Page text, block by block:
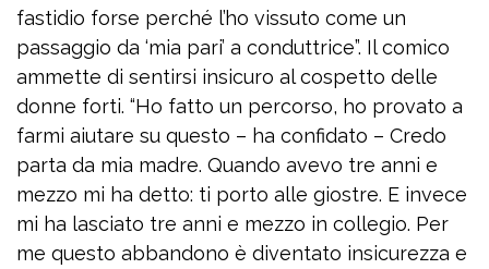
fastidio forse perché l’ho vissuto come un
passaggio da ‘mia pari’ a conduttrice”. Il comico
ammette di sentirsi insicuro al cospetto delle
donne forti. “Ho fatto un percorso, ho provato a
farmi aiutare su questo – ha confidato – Credo
parta da mia madre. Quando avevo tre anni e
mezzo mi ha detto: ti porto alle giostre. E invece
mi ha lasciato tre anni e mezzo in collegio. Per
me questo abbandono è diventato insicurezza e